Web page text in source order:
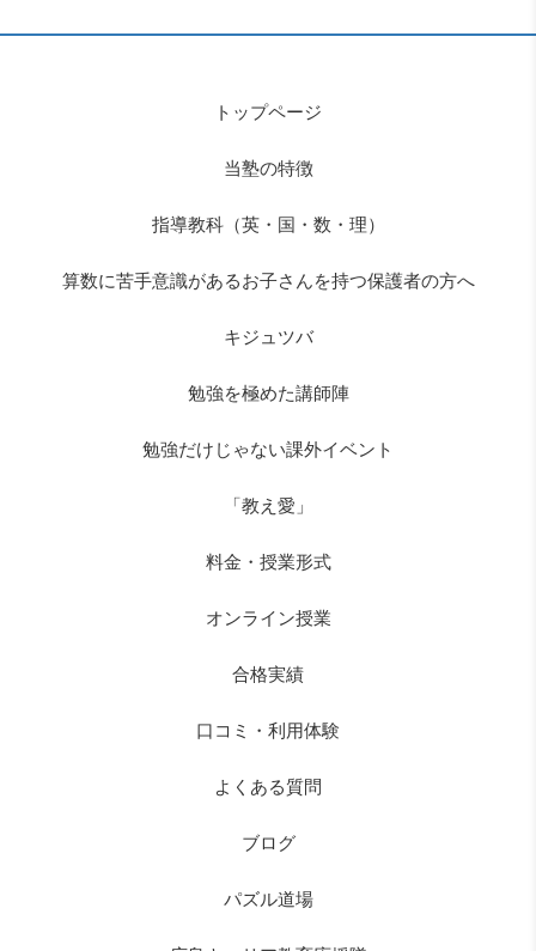
トップページ
当塾の特徴
指導教科（英・国・数・理）
算数に苦手意識があるお子さんを持つ保護者の方へ
キジュツバ
勉強を極めた講師陣
勉強だけじゃない課外イベント
「教え愛」
料金・授業形式
オンライン授業
合格実績
口コミ・利用体験
よくある質問
ブログ
パズル道場